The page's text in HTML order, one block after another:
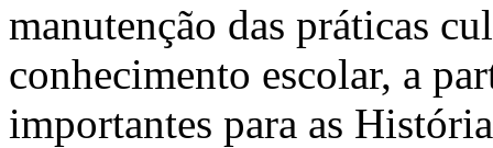
manutenção das práticas
conhecimento escolar, a
importantes para as